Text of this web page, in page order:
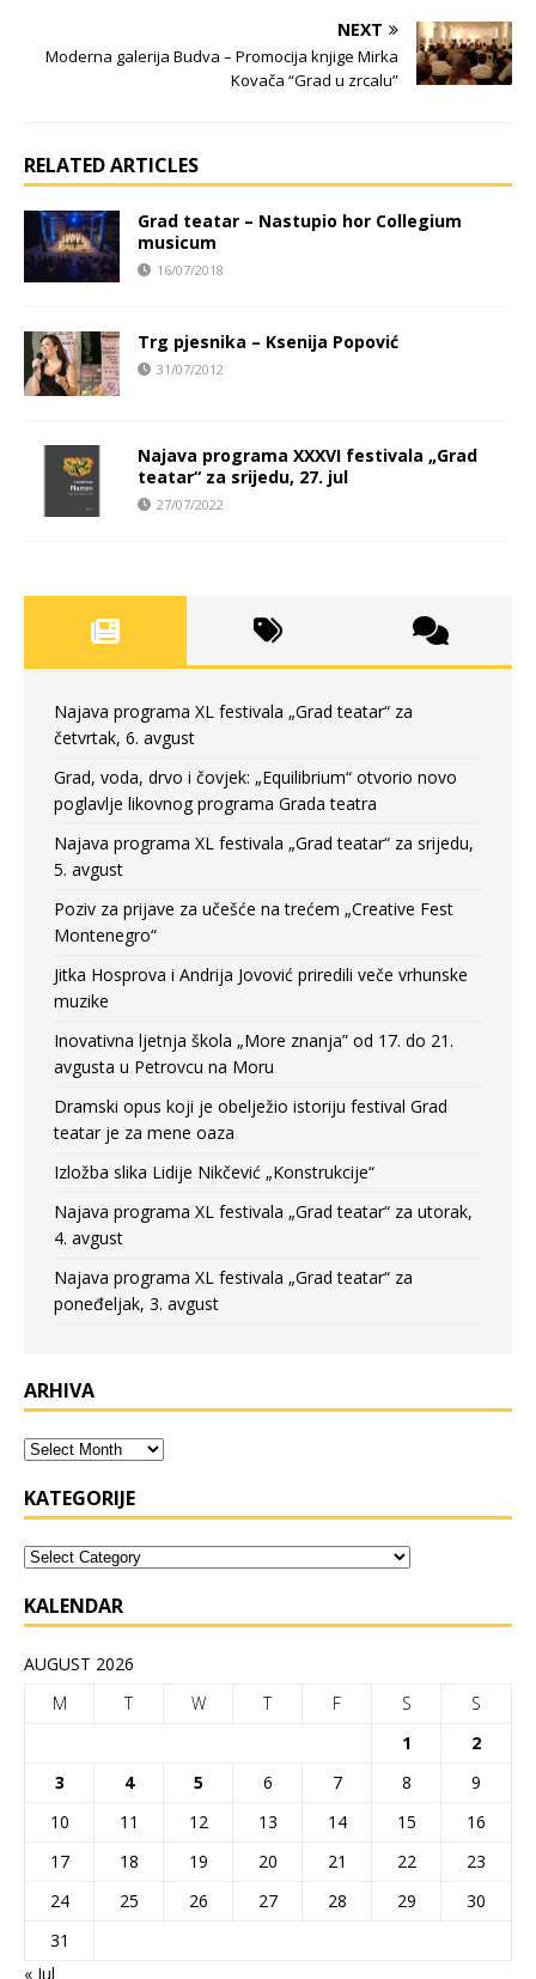
NEXT
Moderna galerija Budva – Promocija knjige Mirka
Kovača “Grad u zrcalu”
RELATED ARTICLES
Grad teatar – Nastupio hor Collegium
musicum
16/07/2018
Trg pjesnika – Ksenija Popović
31/07/2012
Najava programa XXXVI festivala „Grad
teatar“ za srijedu, 27. jul
27/07/2022
Najava programa XL festivala „Grad teatar“ za
četvrtak, 6. avgust
Grad, voda, drvo i čovjek: „Equilibrium“ otvorio novo
poglavlje likovnog programa Grada teatra
Najava programa XL festivala „Grad teatar“ za srijedu,
5. avgust
Poziv za prijave za učešće na trećem „Creative Fest
Montenegro“
Jitka Hosprova i Andrija Jovović priredili veče vrhunske
muzike
Inovativna ljetnja škola „More znanja” od 17. do 21.
avgusta u Petrovcu na Moru
Dramski opus koji je obelježio istoriju festival Grad
teatar je za mene oaza
Izložba slika Lidije Nikčević „Konstrukcije“
Najava programa XL festivala „Grad teatar“ za utorak,
4. avgust
Najava programa XL festivala „Grad teatar“ za
poneđeljak, 3. avgust
ARHIVA
KATEGORIJE
KALENDAR
AUGUST 2026
M
T W T F S
S
1
2
3
4 5 6 7 8
9
10
11 12 13 14 15
16
17
18 19 20 21 22
23
24
25 26 27 28 29
30
31
« Jul